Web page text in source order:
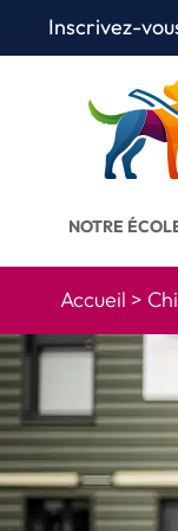
Aller au texte
Aller au menu
Inscrivez-
NOTRE
Accueil >